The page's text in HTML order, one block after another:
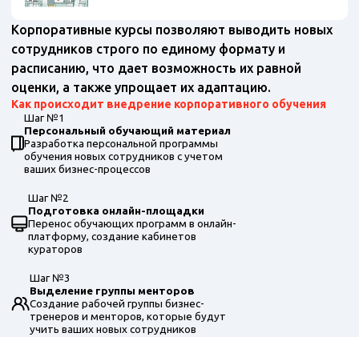
Корпоративные курсы позволяют выводить новых
сотрудников строго по единому формату и
расписанию, что дает возможность их равной
оценки, а также упрощает их адаптацию.
Как происходит внедрение корпоративного обучения
Шаг №1
Персональный обучающий материал
Разработка персональной программы
обучения новых сотрудников с учетом
ваших бизнес-процессов
Шаг №2
Подготовка онлайн-площадки
Перенос обучающих программ в онлайн-
платформу, создание кабинетов
кураторов
Шаг №3
Выделение группы менторов
Создание рабочей группы бизнес-
тренеров и менторов, которые будут
учить ваших новых сотрудников